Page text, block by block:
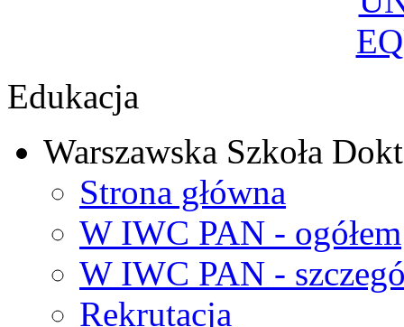
Edukacja
Warszawska Szkoła
Strona główna
W IWC PAN - ogółem
W IWC PAN -
Rekrutacja